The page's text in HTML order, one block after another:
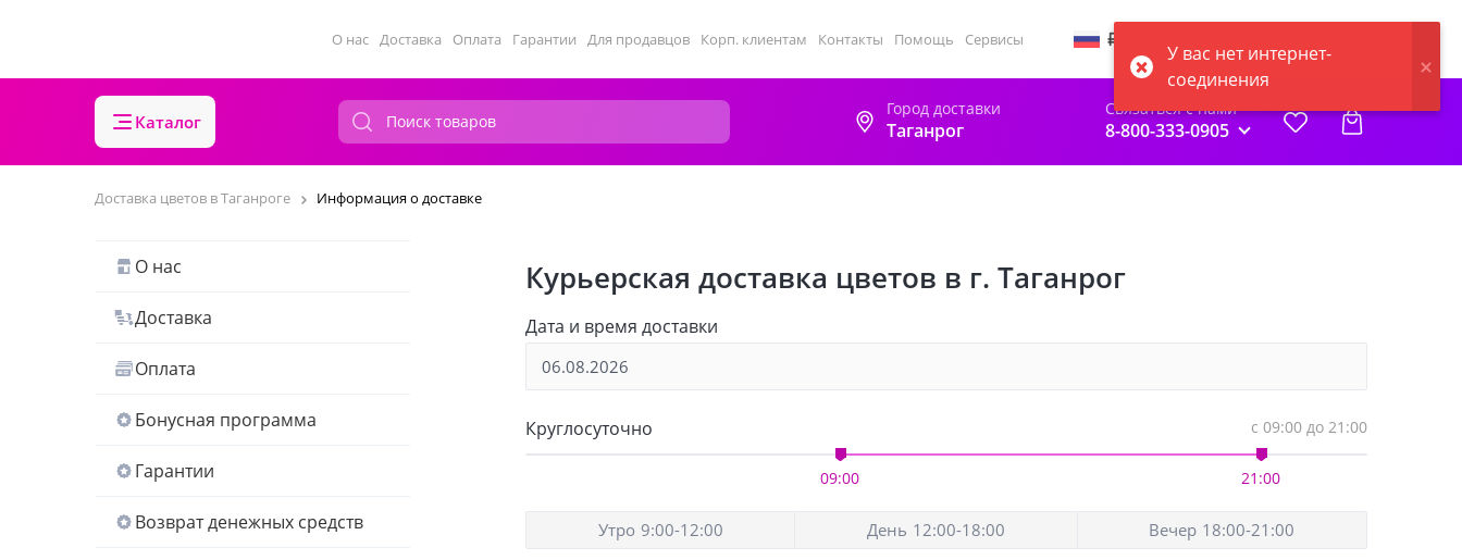
О нас Доставка Оплата Гарантии Для продавцов Корп. клиентам Контакты Помощь Сервисы
Каталог
Город доставки
Таганрог
Связаться с нами
8-800-333-0905
Доставка цветов в Таганроге Информация о доставке
О нас
Доставка
Оплата
Бонусная программа
Гарантии
Возврат денежных средств
Курьерская доставка цветов в г. Таганрог
Дата и время доставки
Круглосуточно с 09:00 до 21:00
09:00 21:00
Утро 9:00-12:00 День 12:00-18:00 Вечер 18:00-21:00
У вас нет интернет-
соединения